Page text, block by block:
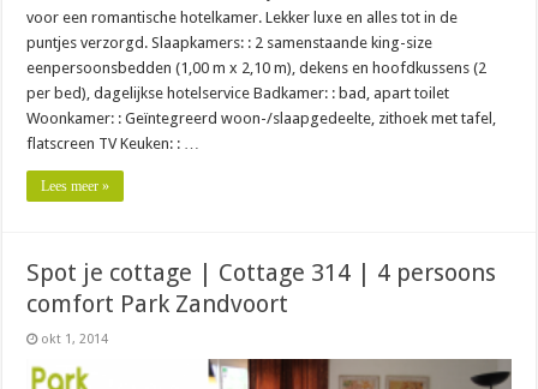
voor een romantische hotelkamer. Lekker luxe en alles tot in de
puntjes verzorgd. Slaapkamers: : 2 samenstaande king-size
eenpersoonsbedden (1,00 m x 2,10 m), dekens en hoofdkussens (2
per bed), dagelijkse hotelservice Badkamer: : bad, apart toilet
Woonkamer: : Geïntegreerd woon-/slaapgedeelte, zithoek met tafel,
flatscreen TV Keuken: : …
Lees meer »
Spot je cottage | Cottage 314 | 4 persoons
comfort Park Zandvoort
okt 1, 2014